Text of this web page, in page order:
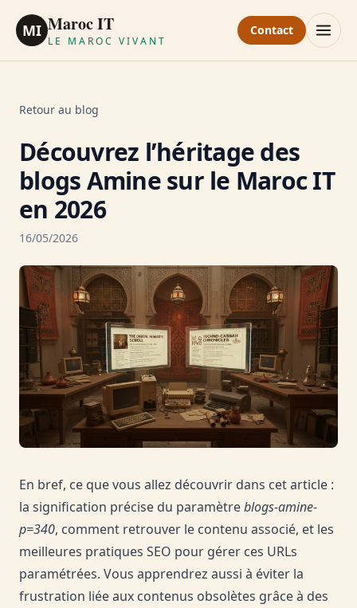
MI Maroc IT
LE MAROC VIVANT
Contact
Retour au blog
Découvrez l’héritage des
blogs Amine sur le Maroc IT
en 2026
16/05/2026
En bref, ce que vous allez découvrir dans cet article :
la signification précise du paramètreblogs-amine-
p=340, comment retrouver le contenu associé, et les
meilleures pratiques SEO pour gérer ces URLs
paramétrées. Vous apprendrez aussi à éviter la
frustration liée aux contenus obsolètes grâce à des